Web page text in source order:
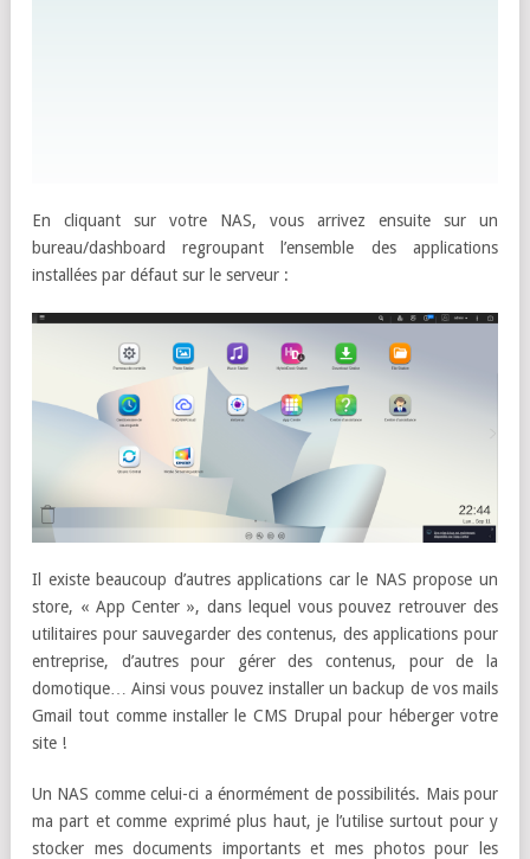
En cliquant sur votre NAS, vous arrivez ensuite sur un
bureau/dashboard regroupant l’ensemble des applications
installées par défaut sur le serveur :
Il existe beaucoup d’autres applications car le NAS propose un
store, « App Center », dans lequel vous pouvez retrouver des
utilitaires pour sauvegarder des contenus, des applications pour
entreprise, d’autres pour gérer des contenus, pour de la
domotique… Ainsi vous pouvez installer un backup de vos mails
Gmail tout comme installer le CMS Drupal pour héberger votre
site !
Un NAS comme celui-ci a énormément de possibilités. Mais pour
ma part et comme exprimé plus haut, je l’utilise surtout pour y
stocker mes documents importants et mes photos pour les